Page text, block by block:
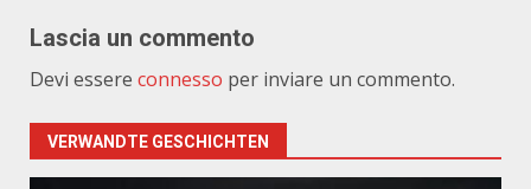
Lascia un commento
Devi essere connesso per inviare un commento.
VERWANDTE GESCHICHTEN